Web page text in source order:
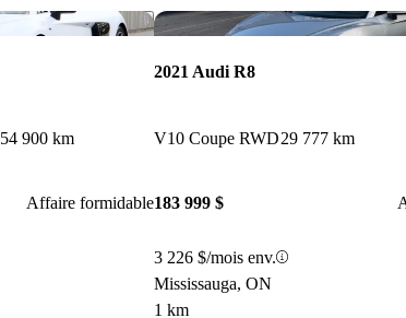
Enregistrer cette annonce
54 900 km
Affaire formidable
2021 Audi R8
V10 Coupe RWD29 777 km
183 999 $
3 226 $/mois env.
Mississauga, ON
1 km